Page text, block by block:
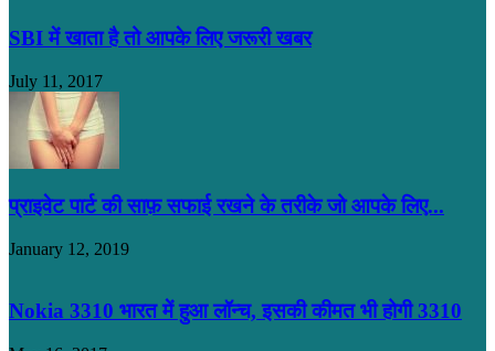
SBI में खाता है तो आपके लिए जरूरी खबर
July 11, 2017
प्राइवेट पार्ट की साफ़ सफाई रखने के तरीके जो आपके लिए...
January 12, 2019
Nokia 3310 भारत में हुआ लॉन्च, इसकी कीमत भी होगी 3310